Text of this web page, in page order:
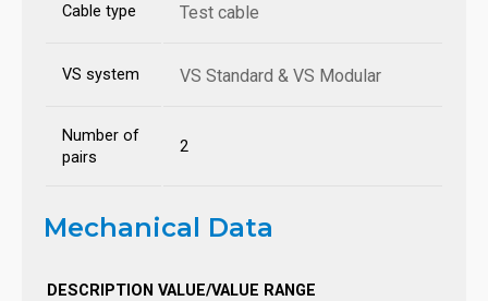
Cable type Test cable
VS system VS Standard & VS Modular
Number of
pairs
2
Mechanical Data
DESCRIPTION VALUE/VALUE RANGE